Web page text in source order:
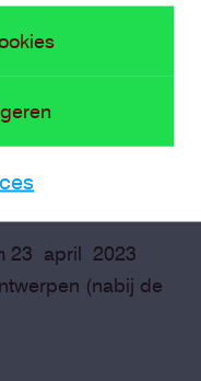
23 april 2023
(nabij de